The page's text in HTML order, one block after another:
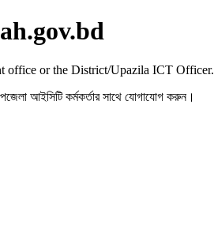
office or the District/Upazila ICT Officer.
আইসিটি কর্মকর্তার সাথে যোগাযোগ করুন।